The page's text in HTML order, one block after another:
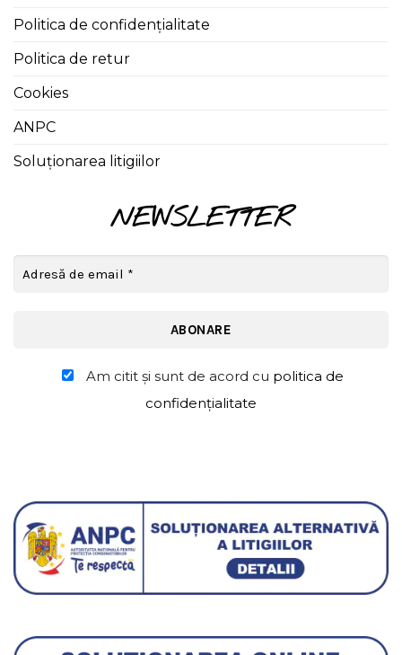
Politica de confidențialitate
Politica de retur
Cookies
ANPC
Soluționarea litigiilor
NEWSLETTER
Am citit şi sunt de acord cu politica de
confidențialitate